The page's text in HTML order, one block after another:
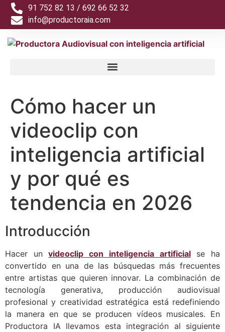
91 752 82 13 / 692 66 52 32
info@productoraia.com
Cómo hacer un
videoclip con
inteligencia artificial
y por qué es
tendencia en 2026
Introducción
Hacer unvideoclip con inteligencia artificialse ha
convertido en una de las búsquedas más frecuentes
entre artistas que quieren innovar. La combinación de
tecnología generativa, producción audiovisual
profesional y creatividad estratégica está redefiniendo
la manera en que se producen vídeos musicales. En
Productora IA llevamos esta integración al siguiente